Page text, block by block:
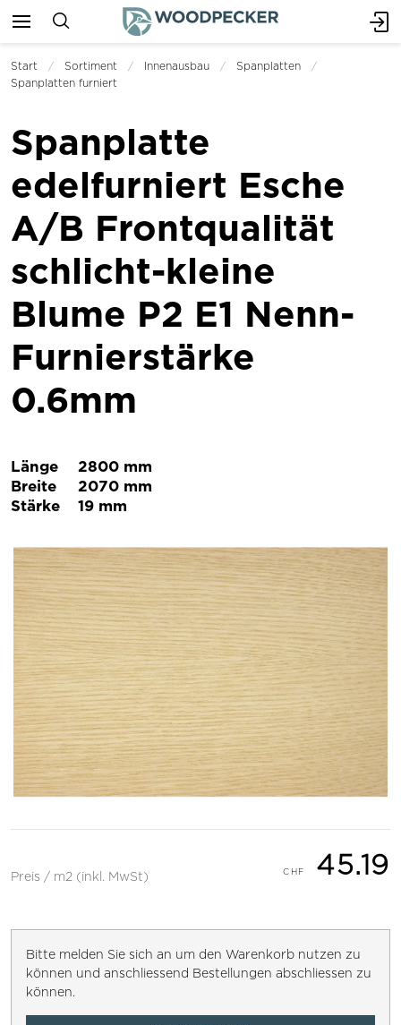
Start Sortiment Innenausbau
Spanplatten
Spanplatten furniert
Spanplatte
edelfurniert Esche
A/B Frontqualität
schlicht-kleine
Blume P2 E1 Nenn-
Furnierstärke
0.6mm
Länge
2800 mm
Breite
2070 mm
Stärke
19 mm
Preis / m2 (inkl. MwSt) 45.19
Bitte melden Sie sich an um den Warenkorb nutzen zu
können und anschliessend Bestellungen abschliessen zu
können.